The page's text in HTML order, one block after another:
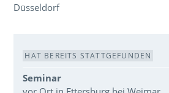
Düsseldorf
Veranstaltungsdaten
HAT BEREITS STATTGEFUNDEN
Seminar